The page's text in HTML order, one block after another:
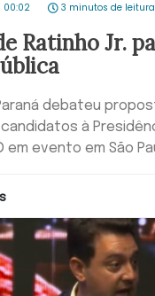
00:02 3 minutos de leitura
Ratinho Jr.
debateu
à
em evento em São